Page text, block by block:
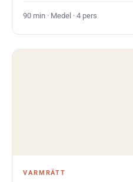
90 min · Medel · 4 pers
VARMRÄTT